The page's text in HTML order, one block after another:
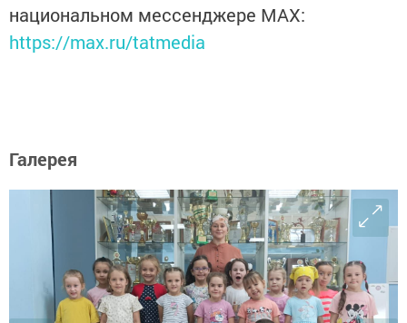
национальном мессенджере MАХ:
https://max.ru/tatmedia
Галерея